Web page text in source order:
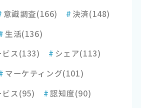
意識調査(166) # 決済(148)
生活(136)
ス(133) # シェア(113)
マーケティング(101)
ス(95) #認知度(90)